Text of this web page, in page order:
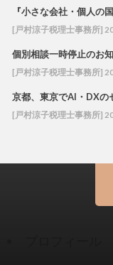
『小さな会社・個人の
[戸村涼子税理士事務所]
個別相談一時停止のお
[戸村涼子税理士事務所]
京都、東京でAI・DXの
[戸村涼子税理士事務所]